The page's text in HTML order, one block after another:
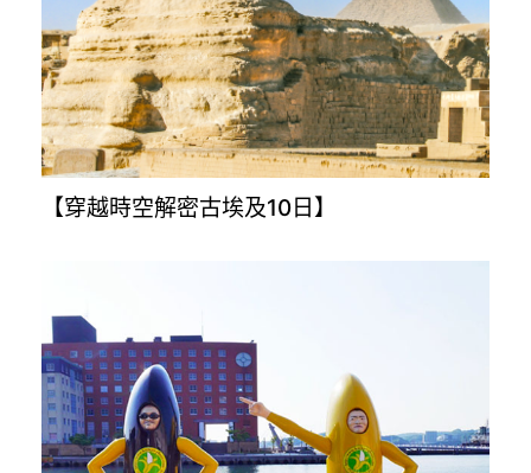
【穿越時空解密古埃及10日】